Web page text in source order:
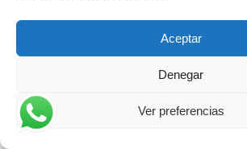
Aceptar
Denegar
Ver preferencias